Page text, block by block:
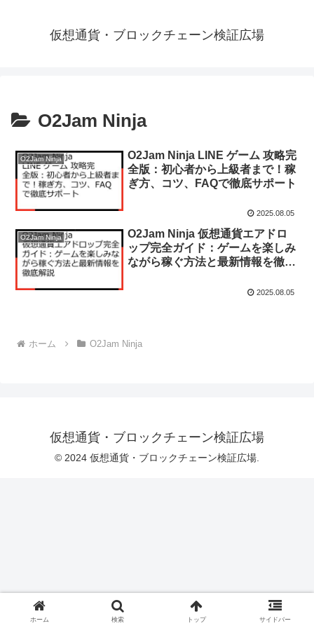
仮想通貨・ブロックチェーン検証広場
O2Jam Ninja
O2Jam Ninja
O2Jam Ninja LINE ゲーム 攻略完
全版：初心者から上級者まで！稼
ぎ方、コツ、FAQで徹底サポート
2025.08.05
O2Jam Ninja
O2Jam Ninja 仮想通貨エアドロ
ップ完全ガイド：ゲームを楽しみ
ながら稼ぐ方法と最新情報を徹底
2025.08.05
ホーム O2Jam Ninja
仮想通貨・ブロックチェーン検証広場
© 2024 仮想通貨・ブロックチェーン検証広場.
ホーム 検索 トップ サイドバー